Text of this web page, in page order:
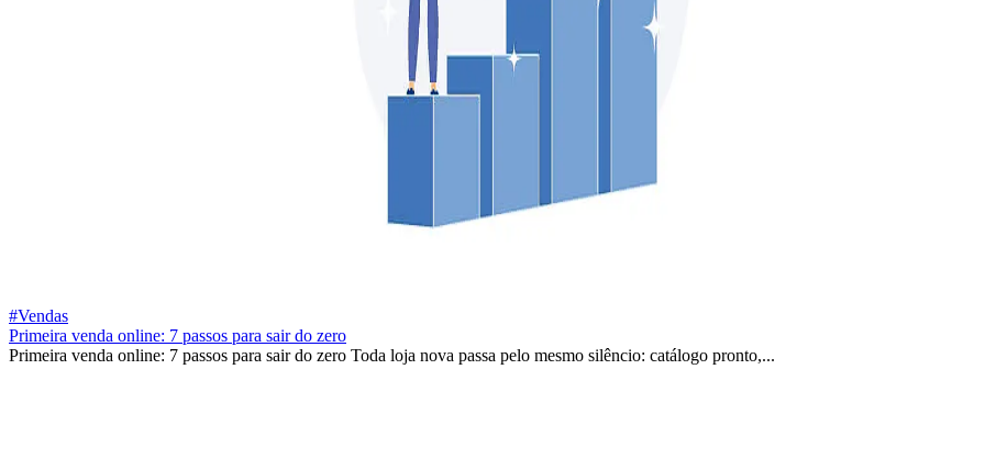
#Vendas
Primeira venda online: 7 passos para sair do zero
Primeira venda online: 7 passos para sair do zero Toda loja nova passa pelo mesmo silêncio: catálogo pronto,...